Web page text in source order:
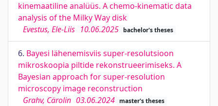
kinemaatiline analüüs. A chemo-kinematic data
analysis of the Milky Way disk
Evestus, Ele-Liis 10.06.2025 bachelor's theses
6. Bayesi lähenemisviis super-resolutsioon
mikroskoopia piltide rekonstrueerimiseks. A
Bayesian approach for super-resolution
microscopy image reconstruction
Grahv, Cärolin 03.06.2024 master's theses